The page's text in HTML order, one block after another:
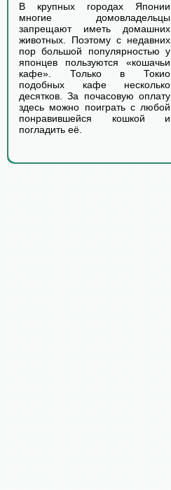
В крупных городах Японии
многие домовладельцы
запрещают иметь домашних
животных. Поэтому с недавних
пор большой популярностью у
японцев пользуются «кошачьи
кафе». Только в Токио
подобных кафе несколько
десятков. За почасовую оплату
здесь можно поиграть с любой
понравившейся кошкой и
погладить её.